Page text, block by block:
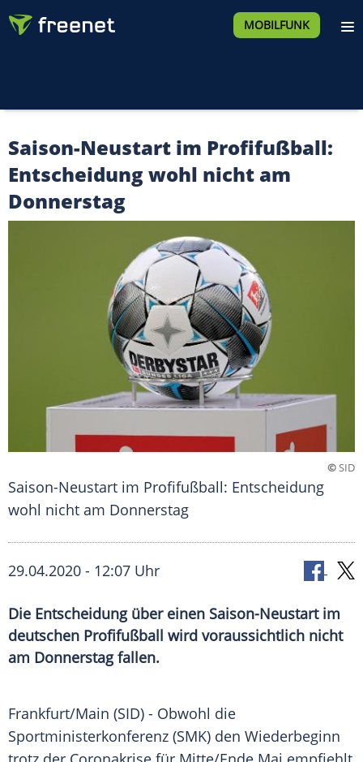
MOBILFUNK
Saison-Neustart im Profifußball:
Entscheidung wohl nicht am
Donnerstag
©SID
Saison-Neustart im Profifußball: Entscheidung
wohl nicht am Donnerstag
29.04.2020 - 12:07 Uhr
Die Entscheidung über einen Saison-Neustart im
deutschen Profifußball wird voraussichtlich nicht
am Donnerstag fallen.
Frankfurt/Main (SID) - Obwohl die
Sportministerkonferenz (SMK) den Wiederbeginn